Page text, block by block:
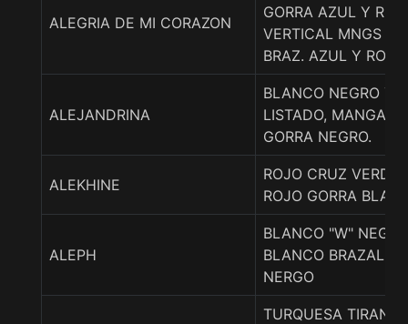
ALEGRIA DE MI CORAZON
GORRA AZUL Y
VERTICAL MNGS
BRAZ. AZUL Y ROJO
ALEJANDRINA
BLANCO NEGRO Y
LISTADO, MANGAS
GORRA NEGRO.
ALEKHINE
ROJO CRUZ VERDE
ROJO GORRA
ALEPH
BLANCO "W"
BLANCO
NERGO
TURQUESA